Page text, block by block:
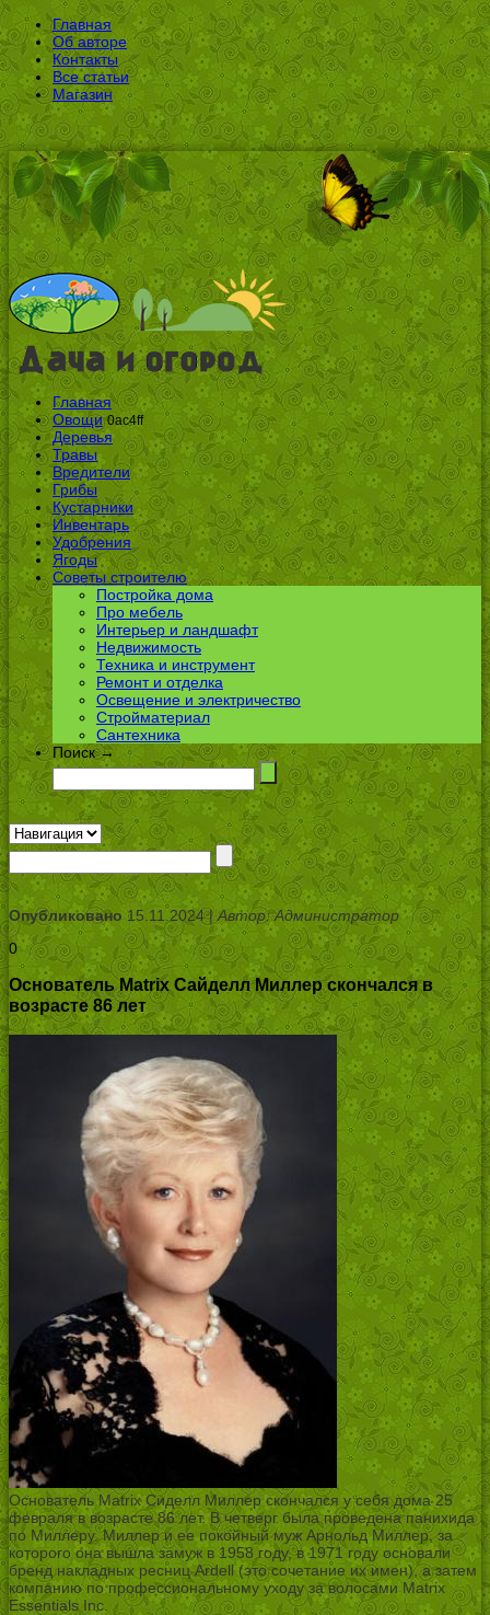
Главная
Об авторе
Контакты
Все статьи
Магазин
Главная
Овощи 0ac4ff
Деревья
Травы
Вредители
Грибы
Кустарники
Инвентарь
Удобрения
Ягоды
Советы строителю
Постройка дома
Про мебель
Интерьер и ландшафт
Недвижимость
Техника и инструмент
Ремонт и отделка
Освещение и электричество
Стройматериал
Сантехника
Поиск →
Опубликовано15.11.2024 | Автор: Администратор
0
Основатель Matrix Сайделл Миллер скончался в
возрасте 86 лет
Основатель Matrix Сиделл Миллер скончался у себя дома 25
февраля в возрасте 86 лет. В четверг была проведена панихида
по Миллеру. Миллер и ее покойный муж Арнольд Миллер, за
которого она вышла замуж в 1958 году, в 1971 году основали
бренд накладных ресниц Ardell (это сочетание их имен), а затем
компанию по профессиональному уходу за волосами Matrix
Essentials Inc.